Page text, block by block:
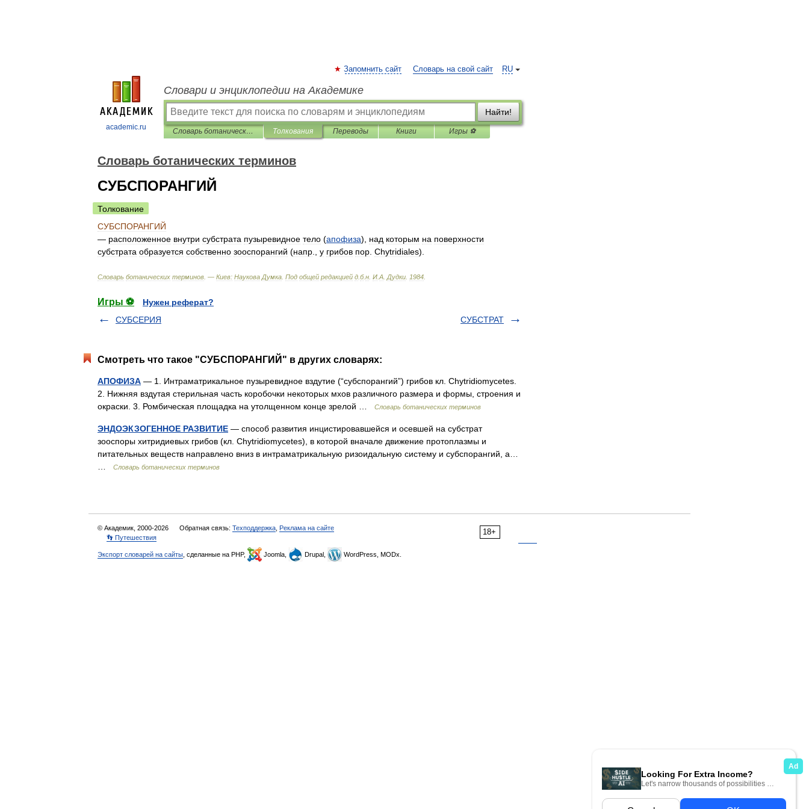
academic.ru
RU
Запомнить сайт Словарь на свой сайт
Словари и энциклопедии на Академике
Найти!
Словарь ботанических терминов Толкования Переводы Книги Игры ⚽
Словарь ботанических терминов
СУБСПОРАНГИЙ
Толкование
СУБСПОРАНГИЙ
— расположенное внутри субстрата пузыревидное тело (апофиза), над которым на поверхности
субстрата образуется собственно зооспорангий (напр у грибов пор Chytridiales).
Словарь ботанических терминов . — Киев: Наукова Думка Под общей редакцией д б.н И А Дудки 1984
Игры ⚽
Нужен реферат?
СУБСЕРИЯ
СУБСТРАТ
Смотреть что такое "СУБСПОРАНГИЙ" в других словарях:
АПОФИЗА — 1. Интраматрикальное пузыревидное вздутие (“субспорангий”) грибов кл. Chytridiomycetes.
2. Нижняя вздутая стерильная часть коробочки некоторых мхов различного размера и формы, строения и
окраски. 3. Ромбическая площадка на утолщенном конце зрелой …
Словарь ботанических терминов
ЭНДОЭКЗОГЕННОЕ РАЗВИТИЕ — способ развития инцистировавшейся и осевшей на субстрат
зооспоры хитридиевых грибов (кл. Chytridiomycetes), в которой вначале движение протоплазмы и
питательных веществ направлено вниз в интраматрикальную ризоидальную систему и субспорангий, а…
Словарь ботанических терминов
18+
© Академик, 2000-2026 Обратная связь: Техподдержка Реклама на сайте
👣 Путешествия
Экспорт словарей на сайты , сделанные на PHP, Joomla, Drupal, WordPress, MODx.